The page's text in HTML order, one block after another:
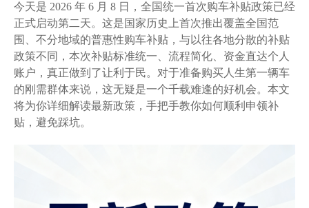
今天是 2026 年 6 月 8 日，全国统一首次购车补贴政策已经
正式启动第二天。这是国家历史上首次推出覆盖全国范
围、不分地域的普惠性购车补贴，与以往各地分散的补贴
政策不同，本次补贴标准统一、流程简化、资金直达个人
账户，真正做到了让利于民。对于准备购买人生第一辆车
的刚需群体来说，这无疑是一个千载难逢的好机会。本文
将为你详细解读最新政策，手把手教你如何顺利申领补
贴，避免踩坑。